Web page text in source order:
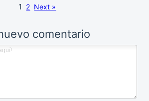
1 2 Next »
comentario